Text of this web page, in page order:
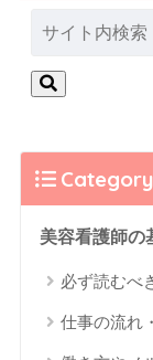
Category
美容看護師の
必ず読むべ
仕事の流れ